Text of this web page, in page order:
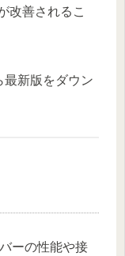
改善されるこ
最新版をダウン
ーの性能や接